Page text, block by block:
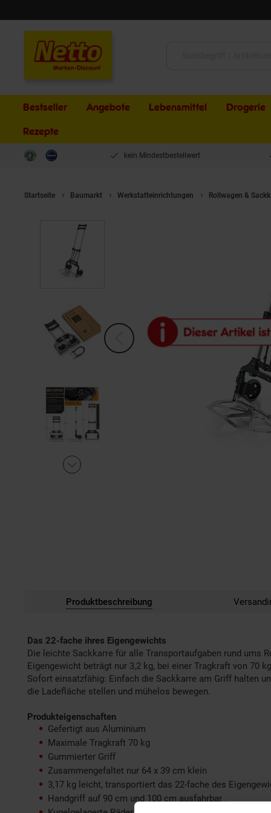
Bestseller Angebote Lebensmittel Drogerie
Rezepte
kein Mindestbestellwert
Startseite Baumarkt Werkstatteinrichtungen Rollwagen &
Produktbeschreibung
Das 22-fache ihres Eigengewichts
Die leichte Sackkarre für alle Transportaufgaben rund ums
Eigengewicht beträgt nur 3,2 kg, bei einer Tragkraft von 70
Sofort einsatzfähig: Einfach die Sackkarre am Griff halten
die Ladefläche stellen und mühelos bewegen.
Produkteigenschaften
Gefertigt aus Aluminium
Maximale Tragkraft 70 kg
Gummierter Griff
Zusammengefaltet nur 64 x 39 cm klein
3,17 kg leicht, transportiert das 22-fache des
Handgriff auf 90 cm und 100 cm ausfahrbar